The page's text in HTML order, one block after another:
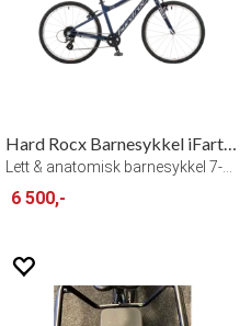
Hard Rocx Barnesykkel iFarta 24"
6 500,-